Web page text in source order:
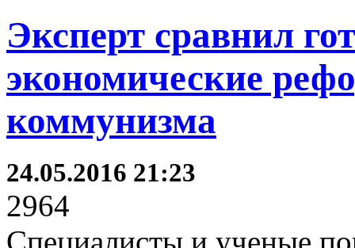
Эксперт сравнил
экономические
коммунизма
24.05.2016 21:23
2964